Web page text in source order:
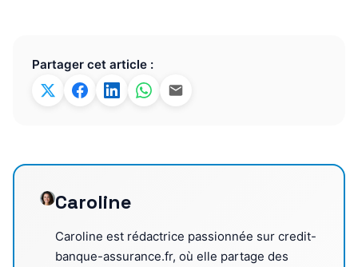
Partager cet article :
Caroline
Caroline est rédactrice passionnée sur credit-
banque-assurance.fr, où elle partage des